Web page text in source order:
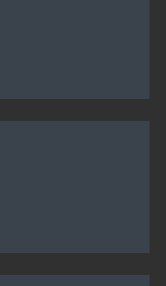
anhydrite
par l’unité de
pour
pu couler sur
beaucoup de
la chape et le
la chape